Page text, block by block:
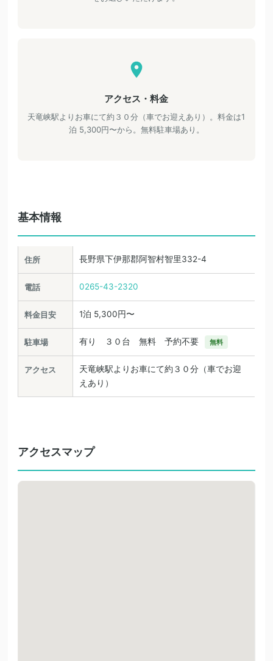
アクセス・料金
天竜峡駅よりお車にて約３０分（車でお迎えあり）。料金は1
泊 5,300円〜から。無料駐車場あり。
基本情報
住所 長野県下伊那郡阿智村智里332-4
電話 0265-43-2320
料金目安 1泊 5,300円〜
駐車場 有り ３０台 無料 予約不要 無料
アクセス
天竜峡駅よりお車にて約３０分（車でお迎
えあり）
アクセスマップ